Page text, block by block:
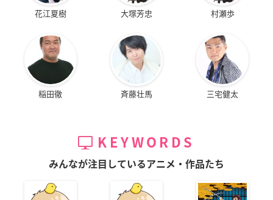
花江夏樹 大塚芳忠 村瀬歩
稲田徹 斉藤壮馬 三宅健太
KEYWORDS
みんなが注目しているアニメ・作品たち